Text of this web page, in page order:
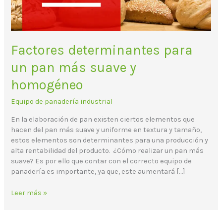
Factores determinantes para
un pan más suave y
homogéneo
Equipo de panadería industrial
En la elaboración de pan existen ciertos elementos que
hacen del pan más suave y uniforme en textura y tamaño,
estos elementos son determinantes para una producción y
alta rentabilidad del producto. ¿Cómo realizar un pan más
suave? Es por ello que contar con el correcto equipo de
panadería es importante, ya que, este aumentará […]
homogéneo
Leer más »